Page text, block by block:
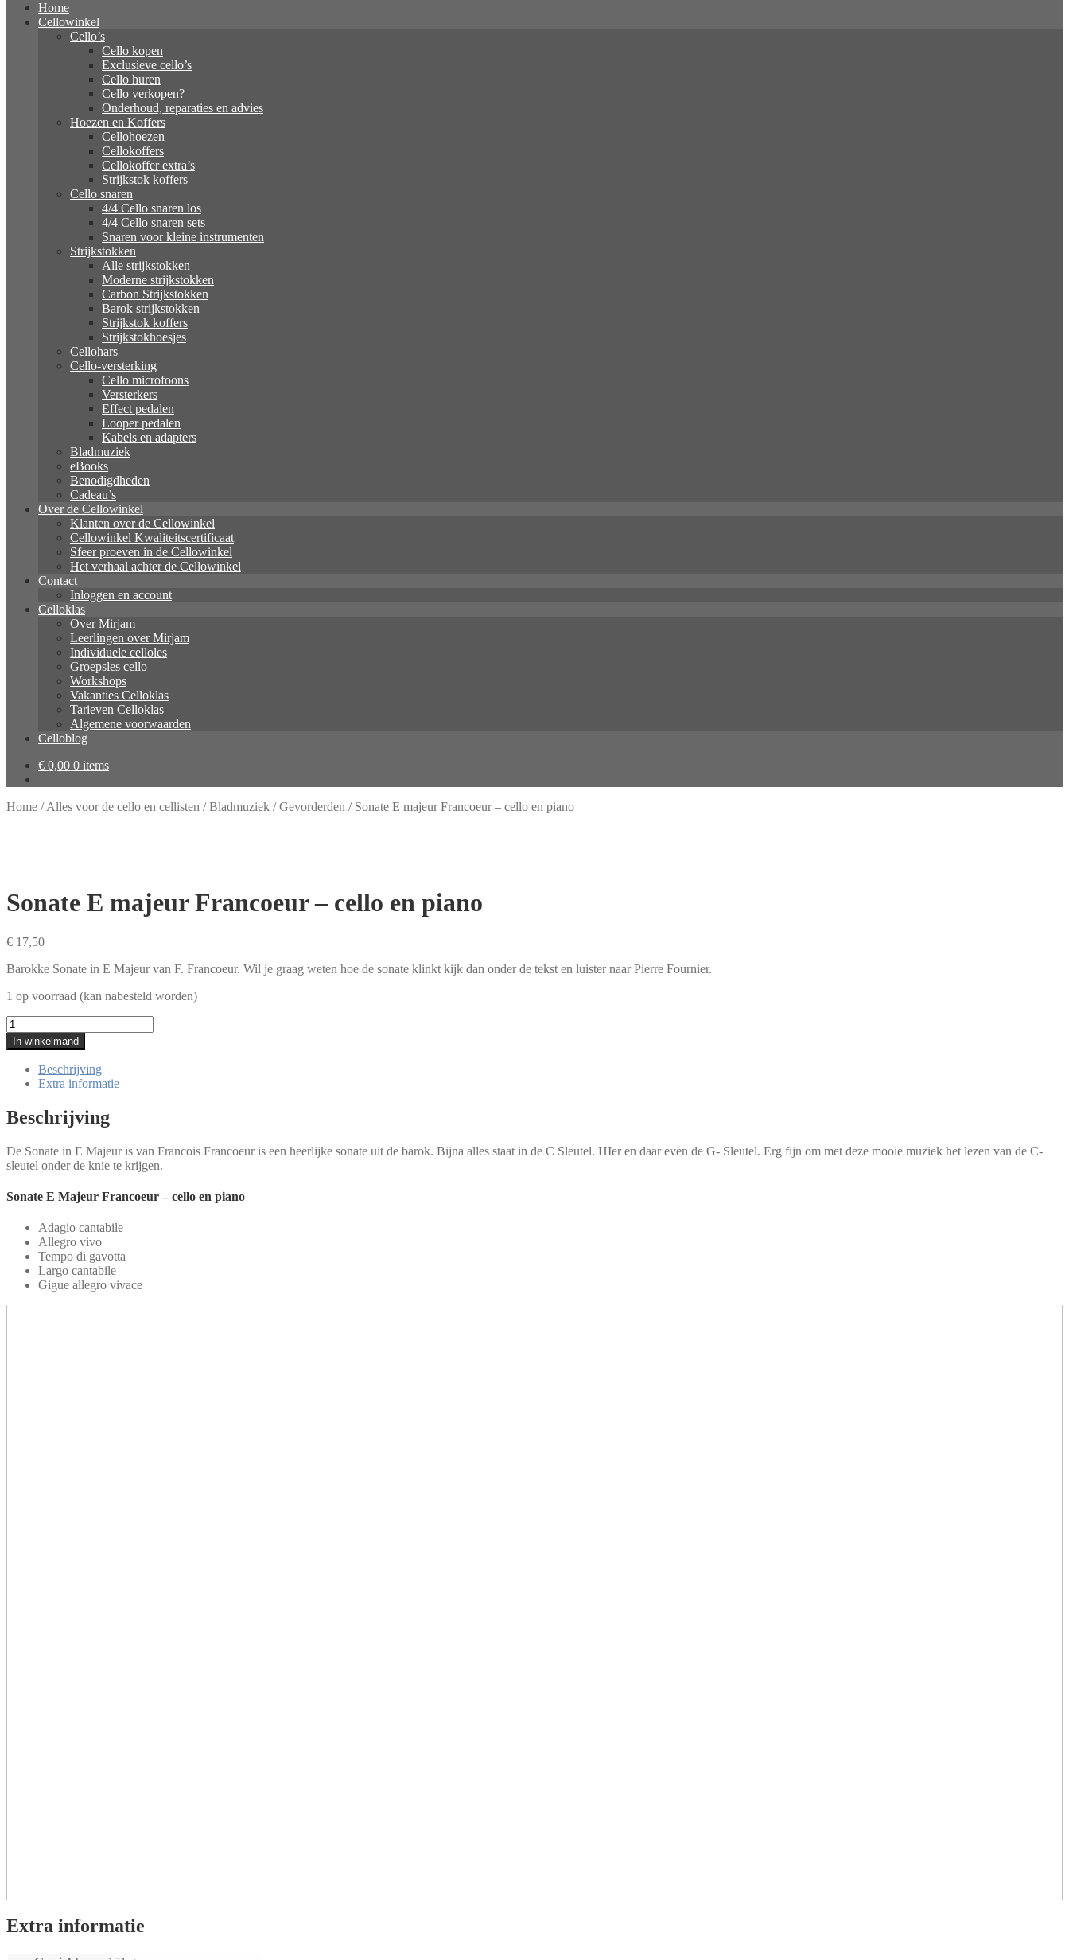
Home
Cellowinkel
Cello’s
Cello kopen
Exclusieve cello’s
Cello huren
Cello verkopen?
Onderhoud, reparaties en advies
Hoezen en Koffers
Cellohoezen
Cellokoffers
Cellokoffer extra’s
Strijkstok koffers
Cello snaren
4/4 Cello snaren los
4/4 Cello snaren sets
Snaren voor kleine instrumenten
Strijkstokken
Alle strijkstokken
Moderne strijkstokken
Carbon Strijkstokken
Barok strijkstokken
Strijkstok koffers
Strijkstokhoesjes
Cellohars
Cello-versterking
Cello microfoons
Versterkers
Effect pedalen
Looper pedalen
Kabels en adapters
Bladmuziek
eBooks
Benodigdheden
Cadeau’s
Over de Cellowinkel
Klanten over de Cellowinkel
Cellowinkel Kwaliteitscertificaat
Sfeer proeven in de Cellowinkel
Het verhaal achter de Cellowinkel
Contact
Inloggen en account
Celloklas
Over Mirjam
Leerlingen over Mirjam
Individuele celloles
Groepsles cello
Workshops
Vakanties Celloklas
Tarieven Celloklas
Algemene voorwaarden
Celloblog
€ 0,00 0 items
Home /Alles voor de cello en cellisten /Bladmuziek /Gevorderden / Sonate E majeur Francoeur – cello en piano
Sonate E majeur Francoeur – cello en piano
€ 17,50
Barokke Sonate in E Majeur van F. Francoeur. Wil je graag weten hoe de sonate klinkt kijk dan onder de tekst en luister naar Pierre Fournier.
1 op voorraad (kan nabesteld worden)
Sonate
E
majeur
Francoeur
en
piano
In winkelmand
Beschrijving
Extra informatie
Beschrijving
De Sonate in E Majeur is van Francois Francoeur is een heerlijke sonate uit de barok. Bijna alles staat in de C Sleutel. HIer en daar even de G- Sleutel. Erg fijn om met deze mooie muziek het lezen van de C-
sleutel onder de knie te krijgen.
Sonate E Majeur Francoeur – cello en piano
Adagio cantabile
Allegro vivo
Tempo di gavotta
Largo cantabile
Gigue allegro vivace
Extra informatie